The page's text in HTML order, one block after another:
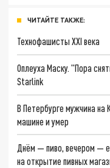
ЧИТАЙТЕ ТАКЖЕ:
Технофашисты XXI века
Оплеуха Маску. "Пора
Starlink
В Петербурге мужчина
машине и умер
Днём — пиво, вечером —
на открытие пивных